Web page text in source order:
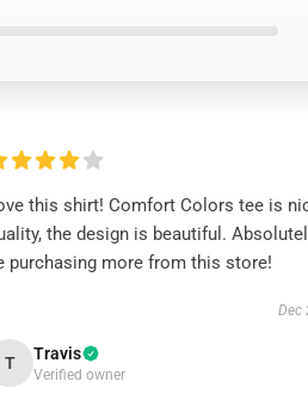
this shirt! Comfort Colors tee is
the design is beautiful.
purchasing more from this store!
Dec
T Travis
Verified owner